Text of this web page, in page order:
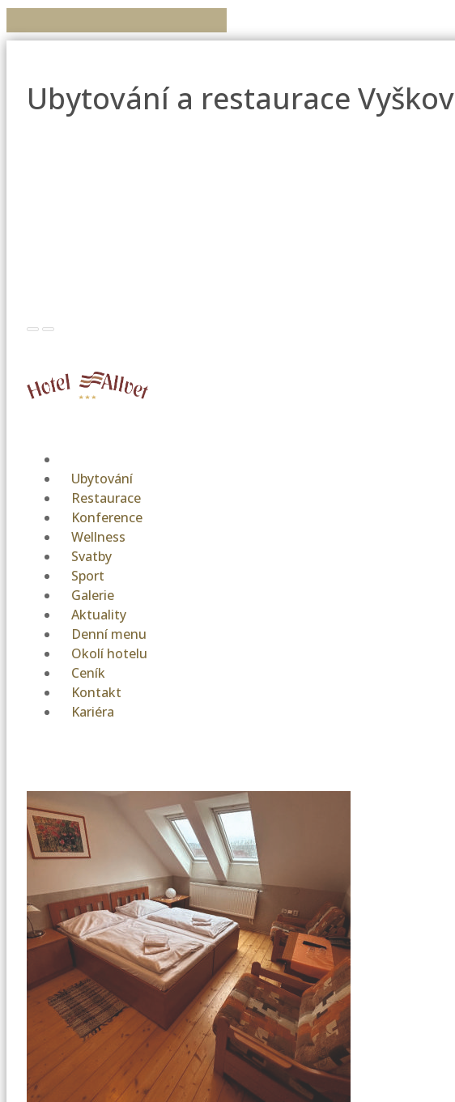
Ubytování a restaurace Vyškov
Ubytování
Restaurace
Konference
Wellness
Svatby
Sport
Galerie
Aktuality
Denní menu
Okolí hotelu
Ceník
Kontakt
Kariéra